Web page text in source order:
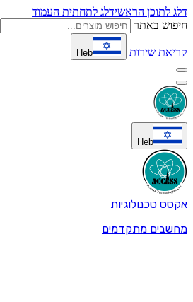
דלג לתוכן הראשידלג לתחתית העמוד
חיפוש באתר
קריאת שירות Heb
Heb
אקסס טכנולוגיות
מחשבים מתקדמים